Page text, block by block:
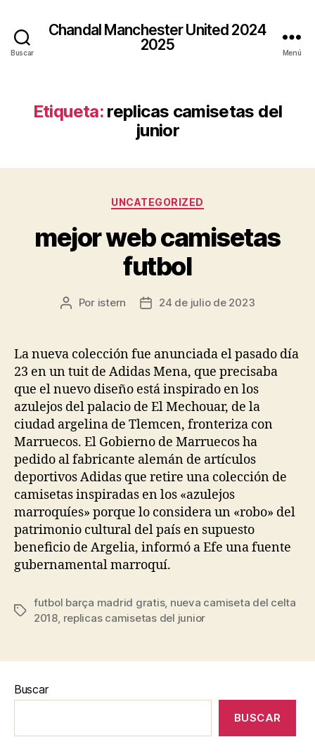
Buscar
Chandal Manchester United 2024
2025
Menú
Etiqueta: replicas camisetas del
junior
Categorías
UNCATEGORIZED
mejor web camisetas
futbol
Autor
entrada
Por istern
Fecha
entrada
24 de julio de 2023
La nueva colección fue anunciada el pasado día
23 en un tuit de Adidas Mena, que precisaba
que el nuevo diseño está inspirado en los
azulejos del palacio de El Mechouar, de la
ciudad argelina de Tlemcen, fronteriza con
Marruecos. El Gobierno de Marruecos ha
pedido al fabricante alemán de artículos
deportivos Adidas que retire una colección de
camisetas inspiradas en los «azulejos
marroquíes» porque lo considera un «robo» del
patrimonio cultural del país en supuesto
beneficio de Argelia, informó a Efe una fuente
gubernamental marroquí.
Etiquetas
futbol barça madrid gratis, nueva camiseta del celta
2018 replicas camisetas del junior
Buscar
BUSCAR